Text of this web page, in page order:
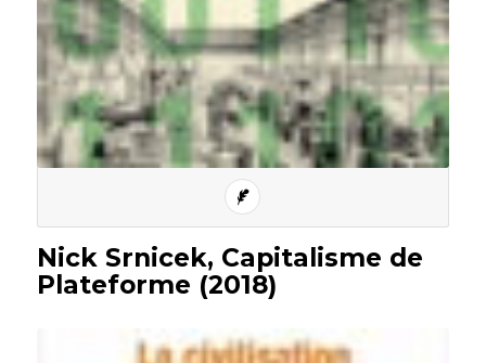
Nick Srnicek, Capitalisme de
Plateforme (2018)